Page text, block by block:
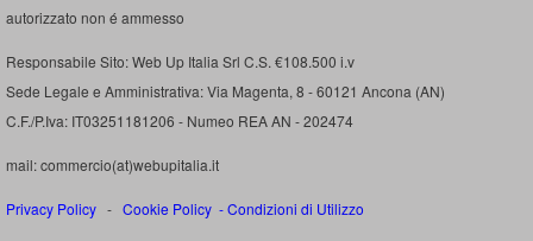
autorizzato non é ammesso
Responsabile Sito: Web Up Italia Srl C.S. €108.500 i.v
Sede Legale e Amministrativa: Via Magenta, 8 - 60121 Ancona (AN)
C.F./P.Iva: IT03251181206 - Numeo REA AN - 202474
mail: commercio(at)webupitalia.it
Privacy Policy - Cookie Policy -Condizioni di Utilizzo